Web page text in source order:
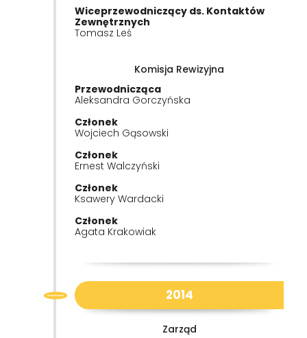
Wiceprzewodniczący ds. Kontaktów
Zewnętrznych
Tomasz Leś
Komisja Rewizyjna
Przewodnicząca
Aleksandra Gorczyńska
Członek
Wojciech Gąsowski
Członek
Ernest Walczyński
Członek
Ksawery Wardacki
Członek
Agata Krakowiak
2014
Zarząd